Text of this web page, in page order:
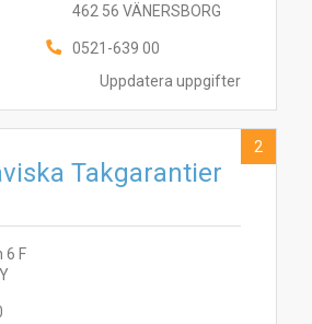
Uppdatera uppgifter
462 56 VÄNERSBORG
0521-639 00
Takgarantier
6 F
2